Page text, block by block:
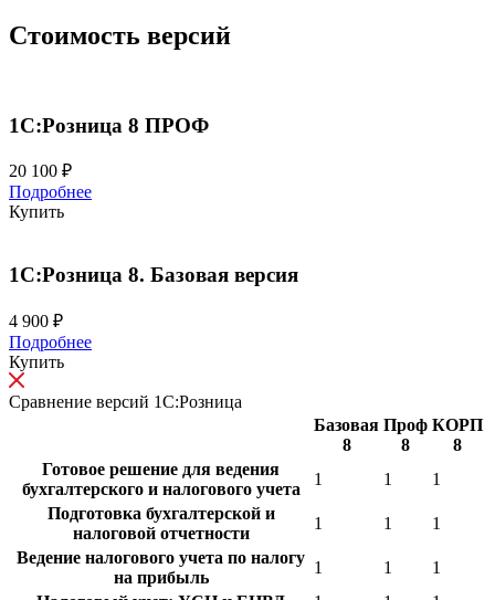
Стоимость версий
1С:Розница 8 ПРОФ
20 100 ₽
Подробнее
Купить
1С:Розница 8. Базовая версия
4 900 ₽
Подробнее
Купить
Сравнение версий 1С:Розница
Базовая
8
Проф
8
КОРП
8
Готовое решение для ведения
бухгалтерского и налогового учета
1 1
1
Подготовка бухгалтерской и
налоговой отчетности
1 1
1
Ведение налогового учета по налогу
на прибыль
1 1
1